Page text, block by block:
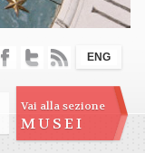
Vai alla sezione
MUSEI
ENG